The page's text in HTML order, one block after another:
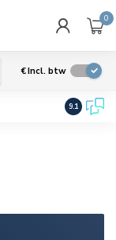
0
€Incl. btw
Wij
9.1